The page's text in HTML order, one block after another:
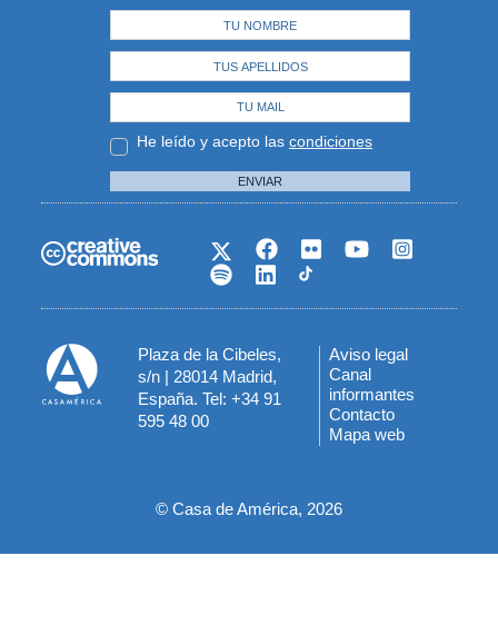
He leído y acepto las condiciones
ENVIAR
Plaza de la Cibeles,
s/n | 28014 Madrid,
España. Tel: +34 91
595 48 00
Menú
del
pie
Aviso legal
Canal
informantes
Contacto
Mapa web
© Casa de América, 2026